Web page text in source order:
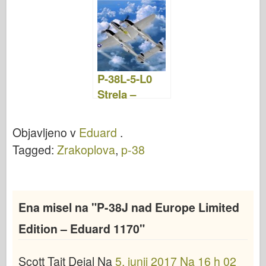
ar
e
st
bl
r
o
d
o
n
P-38L-5-L0
Strela –
BOSS 80284
Objavljeno v Eduard .
Tagged: Zrakoplova, p-38
Ena misel na "P-38J nad Europe Limited
Edition – Eduard 1170"
Scott Tait Dejal Na5. junij 2017 Na 16 h 02